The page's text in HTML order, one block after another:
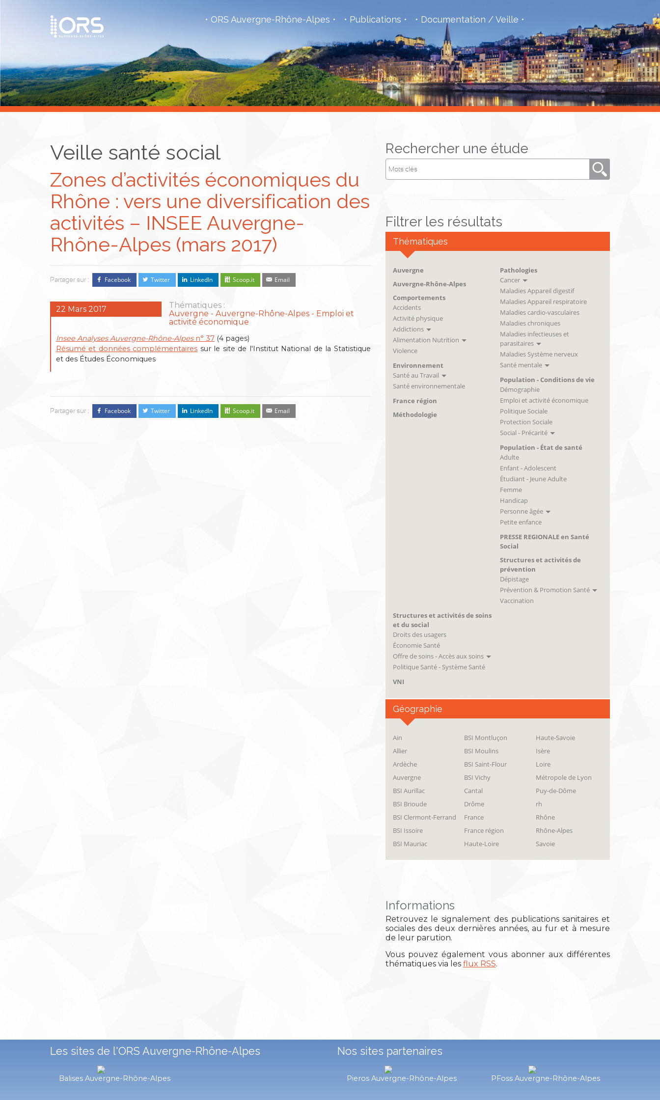
ORS Auvergne-Rhône-Alpes Publications Documentation / Veille
Rechercher une étude
Filtrer les résultats
Thématiques
Auvergne
Auvergne-Rhône-Alpes
Comportements
Accidents
Activité physique
Addictions
Alimentation Nutrition
Violence
Environnement
Santé au Travail
Santé environnementale
France région
Méthodologie
Pathologies
Cancer
Maladies Appareil digestif
Maladies Appareil respiratoire
Maladies cardio-vasculaires
Maladies chroniques
Maladies infectieuses et
parasitaires
Maladies Système nerveux
Santé mentale
Population - Conditions de vie
Démographie
Emploi et activité économique
Politique Sociale
Protection Sociale
Social - Précarité
Population - État de santé
Adulte
Enfant - Adolescent
Étudiant - Jeune Adulte
Femme
Handicap
Personne âgée
Petite enfance
PRESSE REGIONALE en Santé
Social
Structures et activités de
prévention
Dépistage
Prévention & Promotion Santé
Vaccination
Structures et activités de soins
et du social
Droits des usagers
Économie Santé
Offre de soins - Accès aux soins
Politique Santé - Système Santé
VNI
Géographie
Ain
Allier
Ardèche
Auvergne
BSI Aurillac
BSI Brioude
BSI Clermont-Ferrand
BSI Issoire
BSI Mauriac
BSI Montluçon
BSI Moulins
BSI Saint-Flour
BSI Vichy
Cantal
Drôme
France
France région
Haute-Loire
Haute-Savoie
Isère
Loire
Métropole de Lyon
Puy-de-Dôme
rh
Rhône
Rhône-Alpes
Savoie
Informations
Retrouvez le signalement des publications sanitaires et
sociales des deux dernières années, au fur et à mesure
de leur parution.
Vous pouvez également vous abonner aux différentes
thématiques via les flux RSS.
Veille santé social
Zones d’activités économiques du
Rhône : vers une diversification des
activités – INSEE Auvergne-
Rhône-Alpes (mars 2017)
Partager sur : Facebook Twitter LinkedIn Scoop.it Email
22 Mars 2017
Thématiques :
Auvergne
Auvergne-Rhône-Alpes
Emploi et
activité économique
Insee Analyses Auvergne-Rhône-Alpesn° 37 (4 pages)
Résumé et données complémentaires sur le site de l'Institut National de la Statistique
et des Études Économiques
Partager sur : Facebook Twitter LinkedIn Scoop.it Email
Les sites de l'ORS Auvergne-Rhône-Alpes
Balises Auvergne-Rhône-Alpes
Nos sites partenaires
Pieros Auvergne-Rhône-Alpes PFoss Auvergne-Rhône-Alpes